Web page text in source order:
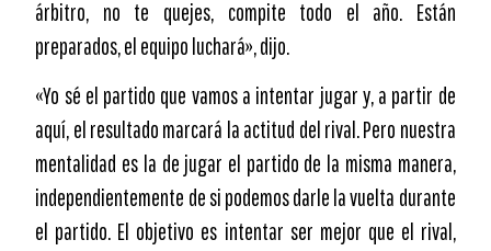
árbitro, no te quejes, compite todo el año. Están
preparados, el equipo luchará», dijo.
«Yo sé el partido que vamos a intentar jugar y, a partir de
aquí, el resultado marcará la actitud del rival. Pero nuestra
mentalidad es la de jugar el partido de la misma manera,
independientemente de si podemos darle la vuelta durante
el partido. El objetivo es intentar ser mejor que el rival,